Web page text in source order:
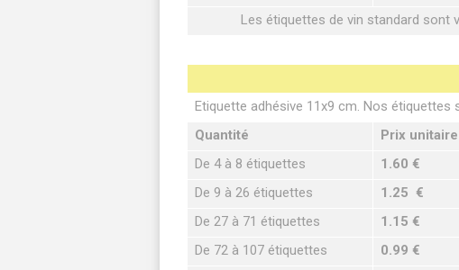
Les étiquettes de vin standard sont
Etiquette adhésive 11x9 cm. Nos étiquettes
Quantité
Prix
De 4 à 8 étiquettes
1.60 €
De 9 à 26 étiquettes
1.25 €
De 27 à 71 étiquettes
1.15 €
De 72 à 107 étiquettes
0.99 €